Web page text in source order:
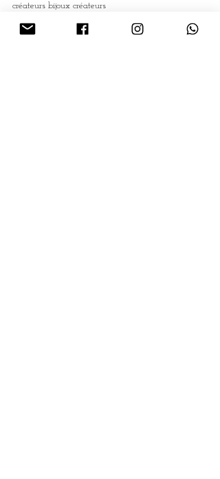
créateurs bijoux créateurs
idées de looks